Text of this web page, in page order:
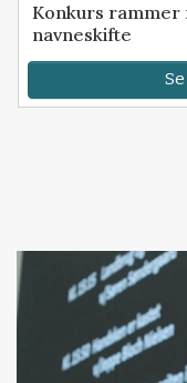
Konkurs
navneskifte